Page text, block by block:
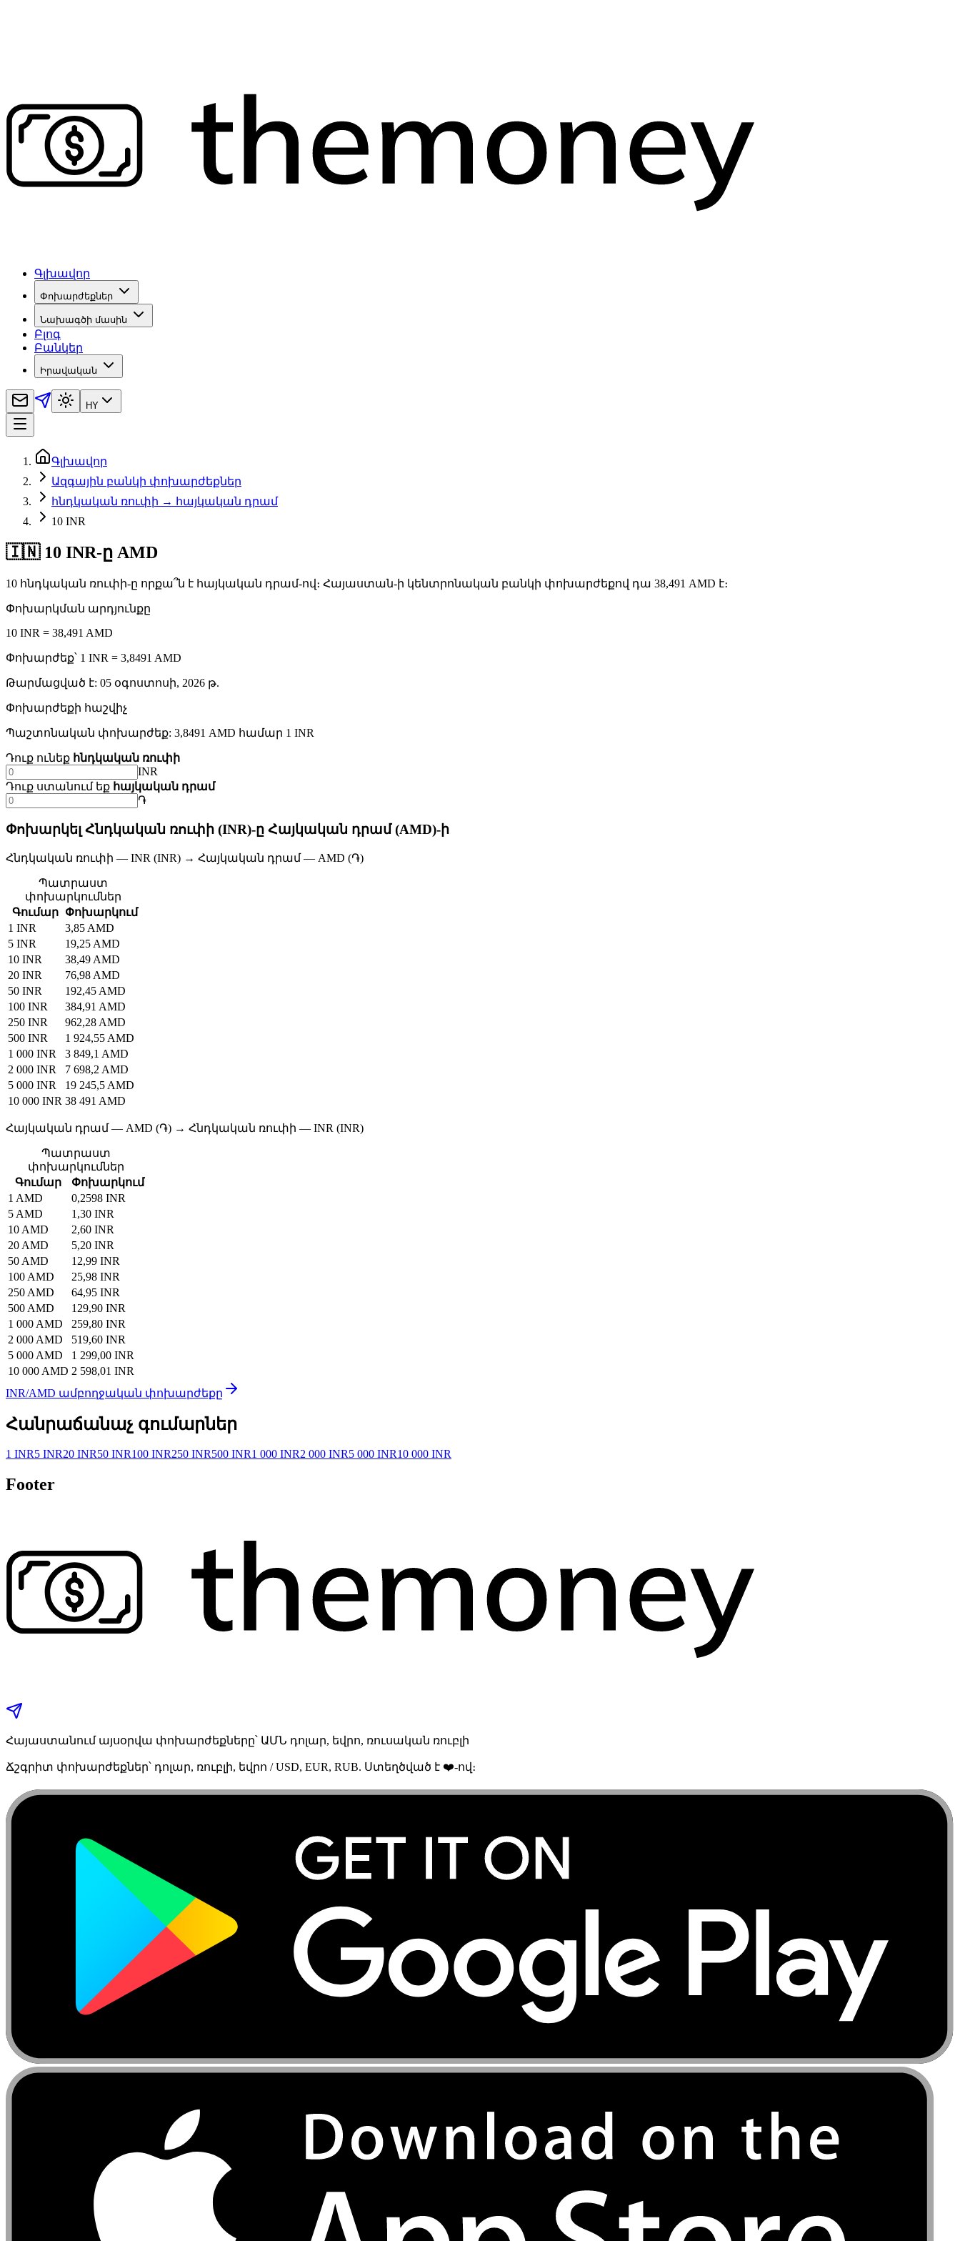
Գլխավոր
Փոխարժեքներ
Նախագծի մասին
Բլոգ
Բանկեր
Իրավական
HY
Գլխավոր
Ազգային բանկի փոխարժեքներ
հնդկական ռուփի → հայկական դրամ
10 INR
🇮🇳 10 INR-ը AMD
10 հնդկական ռուփի-ը որքա՞ն է հայկական դրամ-ով։ Հայաստան-ի կենտրոնական բանկի փոխարժեքով դա 38,491 AMD է։
Փոխարկման արդյունքը
10 INR = 38,491 AMD
Փոխարժեք՝ 1 INR = 3,8491 AMD
Թարմացված է: 05 օգոստոսի, 2026 թ.
Փոխարժեքի հաշվիչ
Պաշտոնական փոխարժեք: 3,8491 AMD համար 1 INR
Դուք ունեք հնդկական ռուփի
INR
Դուք ստանում եք հայկական դրամ
֏
Փոխարկել Հնդկական ռուփի (INR)-ը Հայկական դրամ (AMD)-ի
Հնդկական ռուփի — INR (INR) → Հայկական դրամ — AMD (֏)
Պատրաստ
փոխարկումներ
Գումար
Փոխարկում
1 INR
3,85 AMD
5 INR
19,25 AMD
10 INR
38,49 AMD
20 INR
76,98 AMD
50 INR
192,45 AMD
100 INR
384,91 AMD
250 INR
962,28 AMD
500 INR
1 924,55 AMD
1 000 INR
3 849,1 AMD
2 000 INR
7 698,2 AMD
5 000 INR
19 245,5 AMD
10 000 INR 38 491 AMD
Հայկական դրամ — AMD (֏) → Հնդկական ռուփի — INR (INR)
Պատրաստ
փոխարկումներ
Գումար
Փոխարկում
1 AMD
0,2598 INR
5 AMD
1,30 INR
10 AMD
2,60 INR
20 AMD
5,20 INR
50 AMD
12,99 INR
100 AMD
25,98 INR
250 AMD
64,95 INR
500 AMD
129,90 INR
1 000 AMD
259,80 INR
2 000 AMD
519,60 INR
5 000 AMD
1 299,00 INR
10 000 AMD 2 598,01 INR
INR/AMD ամբողջական փոխարժեքը
Հանրաճանաչ գումարներ
1 INR5 INR20 INR50 INR100 INR250 INR500 INR1 000 INR2 000 INR5 000 INR10 000 INR
Footer
Հայաստանում այսօրվա փոխարժեքները՝ ԱՄՆ դոլար, եվրո, ռուսական ռուբլի
Ճշգրիտ փոխարժեքներ՝ դոլար, ռուբլի, եվրո / USD, EUR, RUB. Ստեղծված է ❤️-ով։